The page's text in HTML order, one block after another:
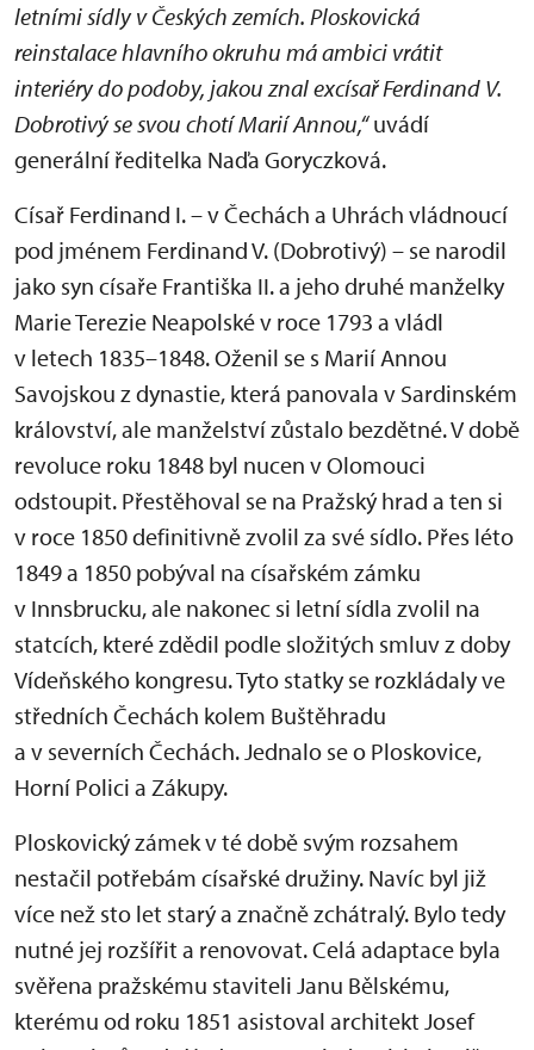
letními sídly v Českých zemích. Ploskovická
reinstalace hlavního okruhu má ambici vrátit
interiéry do podoby, jakou znal excísař Ferdinand V.
Dobrotivý se svou chotí Marií Annou,“uvádí
generální ředitelka Naďa Goryczková.
Císař Ferdinand I. – v Čechách a Uhrách vládnoucí
pod jménem Ferdinand V. (Dobrotivý) – se narodil
jako syn císaře Františka II. a jeho druhé manželky
Marie Terezie Neapolské v roce 1793 a vládl
v letech 1835–1848. Oženil se s Marií Annou
Savojskou z dynastie, která panovala v Sardinském
království, ale manželství zůstalo bezdětné. V době
revoluce roku 1848 byl nucen v Olomouci
odstoupit. Přestěhoval se na Pražský hrad a ten si
v roce 1850 definitivně zvolil za své sídlo. Přes léto
1849 a 1850 pobýval na císařském zámku
v Innsbrucku, ale nakonec si letní sídla zvolil na
statcích, které zdědil podle složitých smluv z doby
Vídeňského kongresu. Tyto statky se rozkládaly ve
středních Čechách kolem Buštěhradu
a v severních Čechách. Jednalo se o Ploskovice,
Horní Polici a Zákupy.
Ploskovický zámek v té době svým rozsahem
nestačil potřebám císařské družiny. Navíc byl již
více než sto let starý a značně zchátralý. Bylo tedy
nutné jej rozšířit a renovovat. Celá adaptace byla
svěřena pražskému staviteli Janu Bělskému,
kterému od roku 1851 asistoval architekt Josef